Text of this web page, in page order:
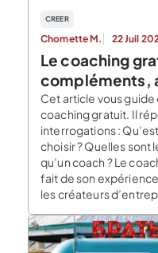
CREER
Chomette M. 22 Juil
Le coaching
compléments,
Cet article vous guide
coaching gratuit. Il
interrogations :
choisir ? Quelles sont
qu’un coach ? Le
fait de son
les créateurs